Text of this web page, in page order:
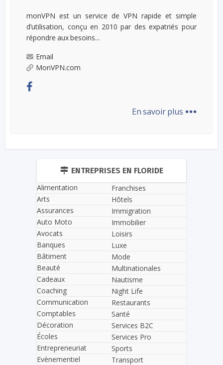
monVPN est un service de VPN rapide et simple
d’utilisation, conçu en 2010 par des expatriés pour
répondre aux besoins...
Email
MonVPN.com
En savoir plus ...
ENTREPRISES EN FLORIDE
Alimentation
Arts
Assurances
Auto Moto
Avocats
Banques
Bâtiment
Beauté
Cadeaux
Coaching
Communication
Comptables
Décoration
Écoles
Entrepreneuriat
Evènementiel
Franchises
Hôtels
Immigration
Immobilier
Loisirs
Luxe
Mode
Multinationales
Nautisme
Night Life
Restaurants
Santé
Services B2C
Services Pro
Sports
Transport